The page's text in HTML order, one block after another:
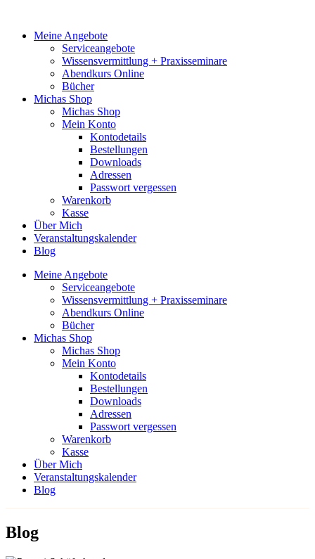
springenMeine Angebote
Serviceangebote
Wissensvermittlung + Praxisseminare
Abendkurs Online
Bücher
Michas Shop
Michas Shop
Mein Konto
Kontodetails
Bestellungen
Downloads
Adressen
Passwort vergessen
Warenkorb
Kasse
Über Mich
Veranstaltungskalender
Blog
Meine Angebote
Serviceangebote
Wissensvermittlung + Praxisseminare
Abendkurs Online
Bücher
Michas Shop
Michas Shop
Mein Konto
Kontodetails
Bestellungen
Downloads
Adressen
Passwort vergessen
Warenkorb
Kasse
Über Mich
Veranstaltungskalender
Blog
Blog